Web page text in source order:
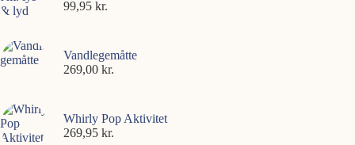
99,95 kr.
Vandlegemåtte
269,00 kr.
Whirly Pop Aktivitet
269,95 kr.